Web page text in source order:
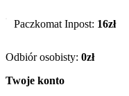
Paczkomat Inpost: 16zł
Odbiór osobisty: 0zł
Twoje konto